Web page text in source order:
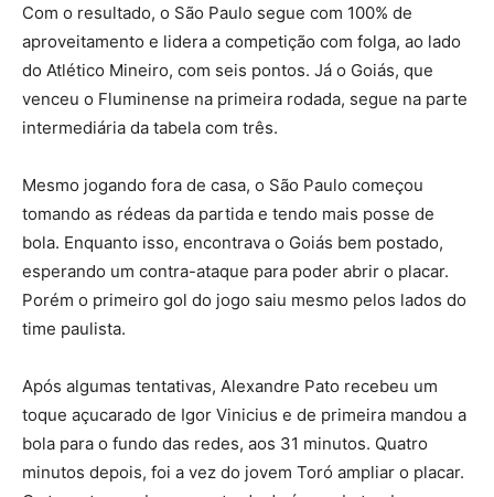
Com o resultado, o São Paulo segue com 100% de
aproveitamento e lidera a competição com folga, ao lado
do Atlético Mineiro, com seis pontos. Já o Goiás, que
venceu o Fluminense na primeira rodada, segue na parte
intermediária da tabela com três.
Mesmo jogando fora de casa, o São Paulo começou
tomando as rédeas da partida e tendo mais posse de
bola. Enquanto isso, encontrava o Goiás bem postado,
esperando um contra-ataque para poder abrir o placar.
Porém o primeiro gol do jogo saiu mesmo pelos lados do
time paulista.
Após algumas tentativas, Alexandre Pato recebeu um
toque açucarado de Igor Vinicius e de primeira mandou a
bola para o fundo das redes, aos 31 minutos. Quatro
minutos depois, foi a vez do jovem Toró ampliar o placar.